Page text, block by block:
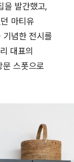
을 발간했고,
마티유
념한 전시를
대표의
스폿으로